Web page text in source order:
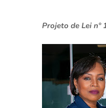
Projeto de Lei nº